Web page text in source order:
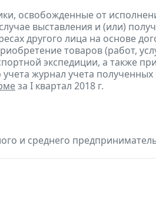
освобожденные от
выставления и (или)
другого лица на основе
товаров (работ,
экспедиции, а также
журнал учета
за I квартал 2018 г.
и среднего